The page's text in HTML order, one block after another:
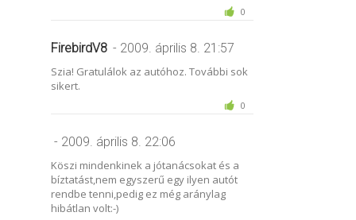
0
FirebirdV8 - 2009. április 8. 21:57
Szia! Gratulálok az autóhoz. További sok
sikert.
0
- 2009. április 8. 22:06
Köszi mindenkinek a jótanácsokat és a
bíztatást,nem egyszerű egy ilyen autót
rendbe tenni,pedig ez még aránylag
hibátlan volt:-)